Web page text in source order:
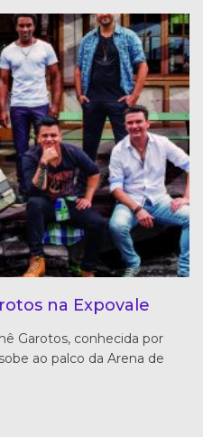
na Expovale
Garotos, conhecida por
ao palco da Arena de